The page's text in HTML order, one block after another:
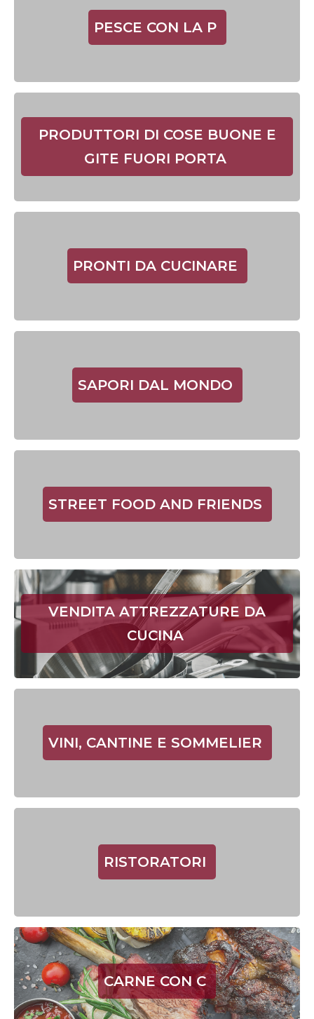
PESCE CON LA P
PRODUTTORI DI COSE BUONE E
GITE FUORI PORTA
PRONTI DA CUCINARE
SAPORI DAL MONDO
STREET FOOD AND FRIENDS
VENDITA ATTREZZATURE DA
CUCINA
VINI, CANTINE E SOMMELIER
RISTORATORI
CARNE CON C